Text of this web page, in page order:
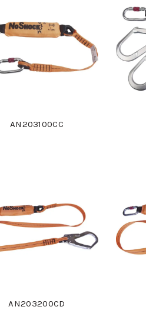
AN203100CC
AN203200CD